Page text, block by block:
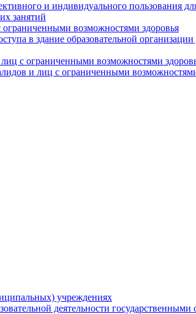
и индивидуального пользования
занятий
возможностями здоровья
в здание образовательной
с ограниченными возможностями
и лиц с ограниченными
учреждениях
деятельности